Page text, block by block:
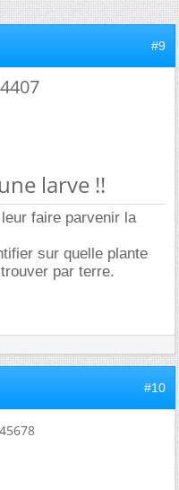
#9
larve !!
faire parvenir la
sur quelle plante
par terre.
#10